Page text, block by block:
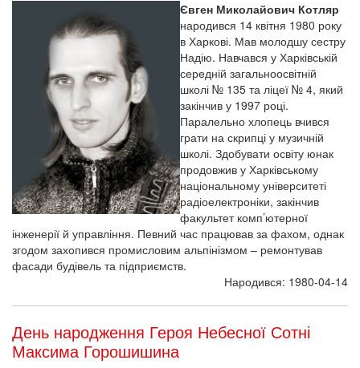
Євген Миколайович Котляр
народився 14 квітня 1980 року
в Харкові. Мав молодшу сестру
Надію. Навчався у Харківській
середній загальноосвітній
школі № 135 та ліцеї № 4, який
закінчив у 1997 році.
Паралельно хлопець вчився
грати на скрипці у музичній
школі. Здобувати освіту юнак
продовжив у Харківському
національному університеті
радіоелектроніки, закінчив
факультет комп’ютерної
інженерії й управління. Певний час працював за фахом, однак
згодом захопився промисловим альпінізмом – ремонтував
фасади будівель та підприємств.
Народився: 1980-04-14
День народження Героя Небесної Сотні
Максима Горошишина